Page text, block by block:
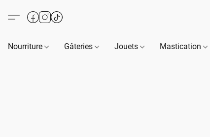
Nourriture Gâteries Jouets Mastication